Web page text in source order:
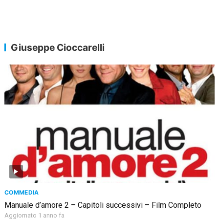
Giuseppe Cioccarelli
COMMEDIA
Manuale d’amore 2 – Capitoli successivi – Film Completo
Aggiornato 1 anno fa